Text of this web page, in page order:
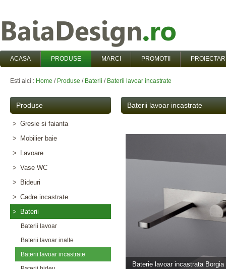
ACASA PRODUSE MARCI PROMOTII
Esti aici : Home / Produse / Baterii / Baterii lavoar incastrate
Produse
> Gresie si faianta
>
Mobilier baie
>
Lavoare
> Vase WC
>
Bideuri
> Cadre incastrate
>
Baterii
Baterii lavoar
Baterii lavoar inalte
Baterii lavoar incastrate
Baterii lavoar incastrate
Baterie lavoar incastrata